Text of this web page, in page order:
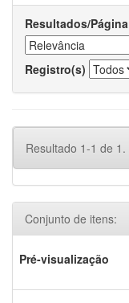
Resultados/Página
Registro(s)
Resultado 1-1 de 1.
Conjunto de itens:
Pré-visualização